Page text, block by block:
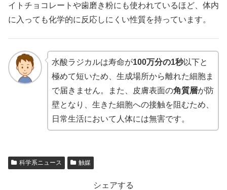
イトチョコレートや歯磨き粉にも使われているほど、体内
に入っても化学的に反応しにくい性質を持っています。
水酸ラジカルは寿命が100万分の1秒以下と
極めて短いため、生成場所から離れた細胞ま
で届きません。また、皮膚表面の角質層が防
壁となり、生きた細胞への接触を阻むため、
日常生活において人体には無害です。
科学系ニュース 触媒
シェアする